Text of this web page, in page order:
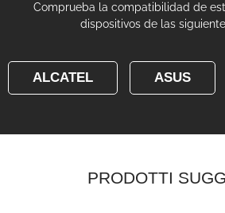
Comprueba la compatibilidad de
dispositivos de las
ALCATEL ASUS
PRODOTTI